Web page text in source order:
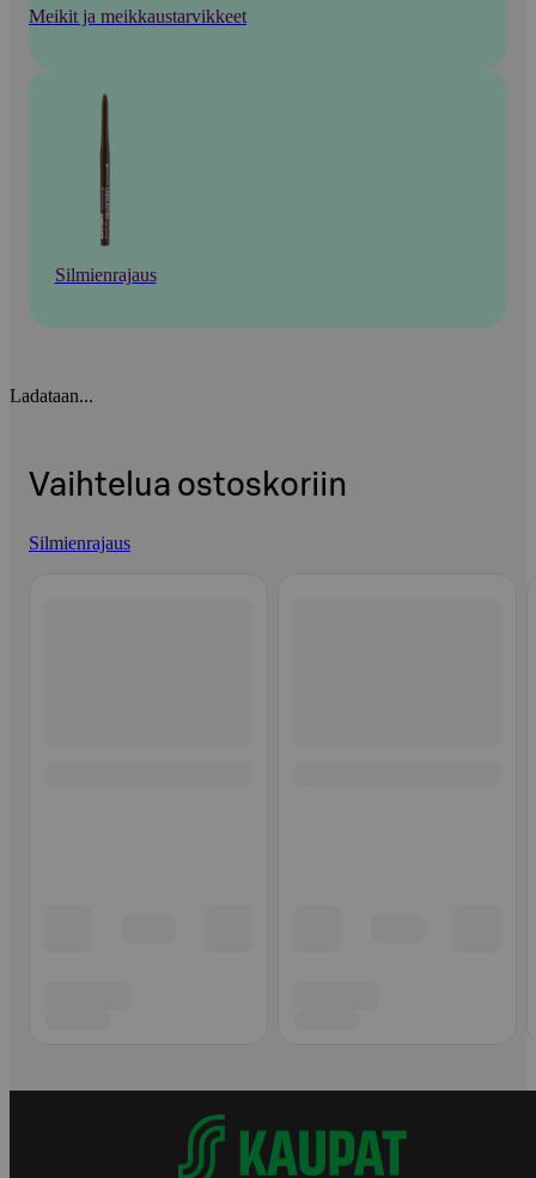
Meikit ja meikkaustarvikkeet
Silmienrajaus
Ladataan...
Vaihtelua ostoskoriin
Silmienrajaus